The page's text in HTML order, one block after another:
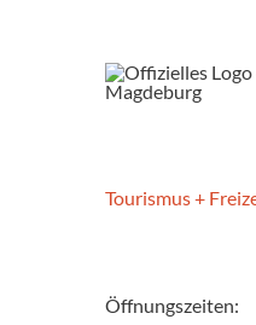
Tourismus +
Öffnungszeiten: